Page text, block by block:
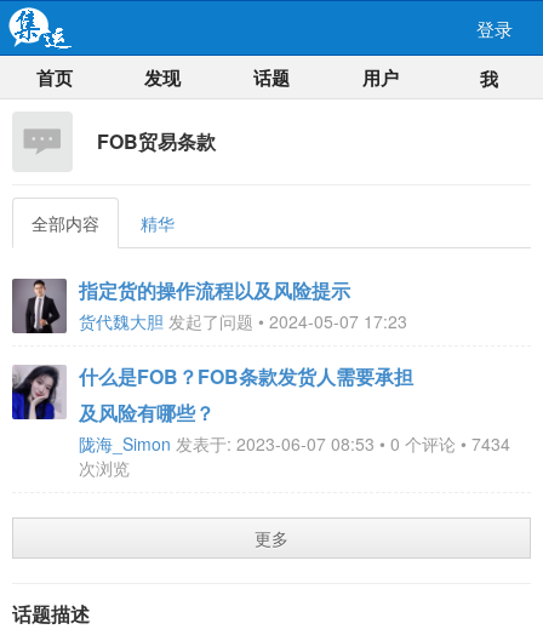
登录
首页 发现 话题 用户 我
FOB贸易条款
全部内容 精华
指定货的操作流程以及风险提示
货代魏大胆 发起了问题 • 2024-05-07 17:23
什么是FOB？FOB条款发货人需要承担
及风险有哪些？
陇海_Simon 发表于: 2023-06-07 08:53 • 0 个评论 • 7434
次浏览
更多
话题描述